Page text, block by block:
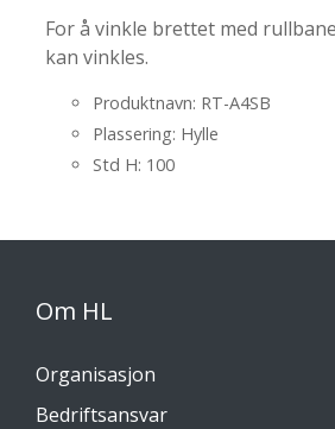
For å vinkle brettet med
kan vinkles.
Produktnavn: RT-A4SB
Plassering: Hylle
Std H: 100
Om HL
Organisasjon
Bedriftsansvar